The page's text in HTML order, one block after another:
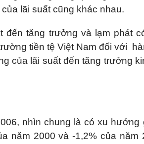
lãi suất cũng khác nhau.
đến tăng trưởng và lạm phát
tiền tệ Việt Nam đối với
của lãi suất đến tăng trưởng
nhìn chung là có xu hướng
năm 2000 và -1,2% của năm